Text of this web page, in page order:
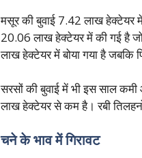
मसूर की बुवाई 7.42 लाख हेक्टेयर
20.06 लाख हेक्टेयर में की गई है
लाख हेक्टेयर में बोया गया है
सरसों की बुवाई में भी इस साल
लाख हेक्टेयर से कम है। रबी
चने के भाव में गिरावट